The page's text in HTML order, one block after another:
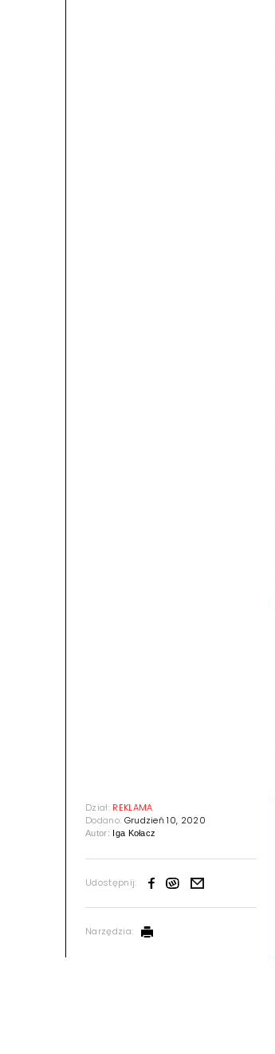
Dział: REKLAMA
Dodano: Grudzień 10, 2020
Autor: Iga Kołacz
Udostępnij:
Narzędzia: